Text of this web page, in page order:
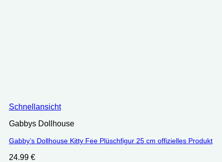
Schnellansicht
Gabbys Dollhouse
Gabby’s Dollhouse Kitty Fee Plüschfigur 25 cm offizielles Produkt
24.99 €